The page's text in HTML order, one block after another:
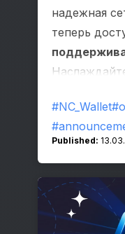
надежная
теперь
ожиданием!
#NC_Wallet
Published: